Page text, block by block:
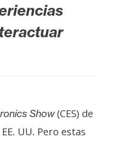
Show(CES) de
UU. Pero estas